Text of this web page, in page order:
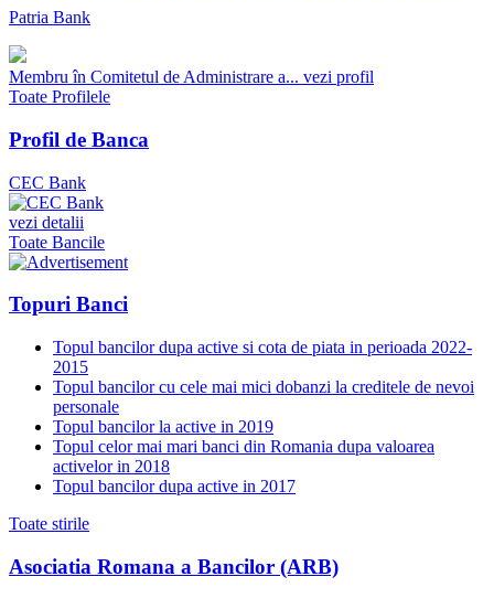
Patria Bank
Membru în Comitetul de Administrare a... vezi profil
Toate Profilele
Profil de Banca
CEC Bank
vezi detalii
Toate Bancile
Topuri Banci
Topul bancilor dupa active si cota de piata in perioada 2022-
2015
Topul bancilor cu cele mai mici dobanzi la creditele de nevoi
personale
Topul bancilor la active in 2019
Topul celor mai mari banci din Romania dupa valoarea
activelor in 2018
Topul bancilor dupa active in 2017
Toate stirile
Asociatia Romana a Bancilor (ARB)